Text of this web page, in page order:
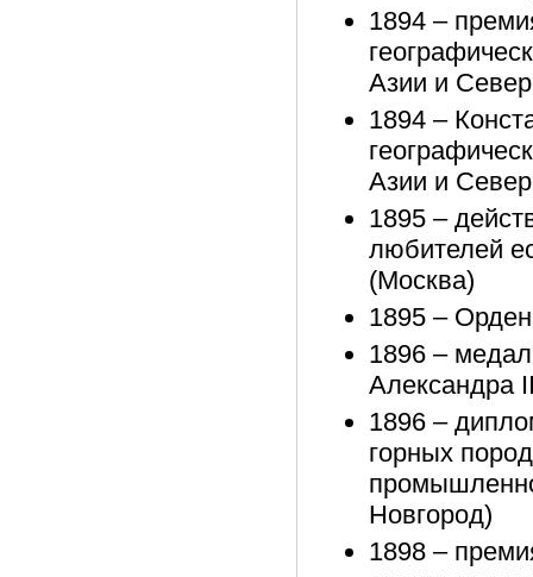
1894 –
Азии и
1894 –
Азии и
1895 –
любителей
(Москва)
1895 –
1896 –
Александра
1896 –
горных
Новгород)
1898 –